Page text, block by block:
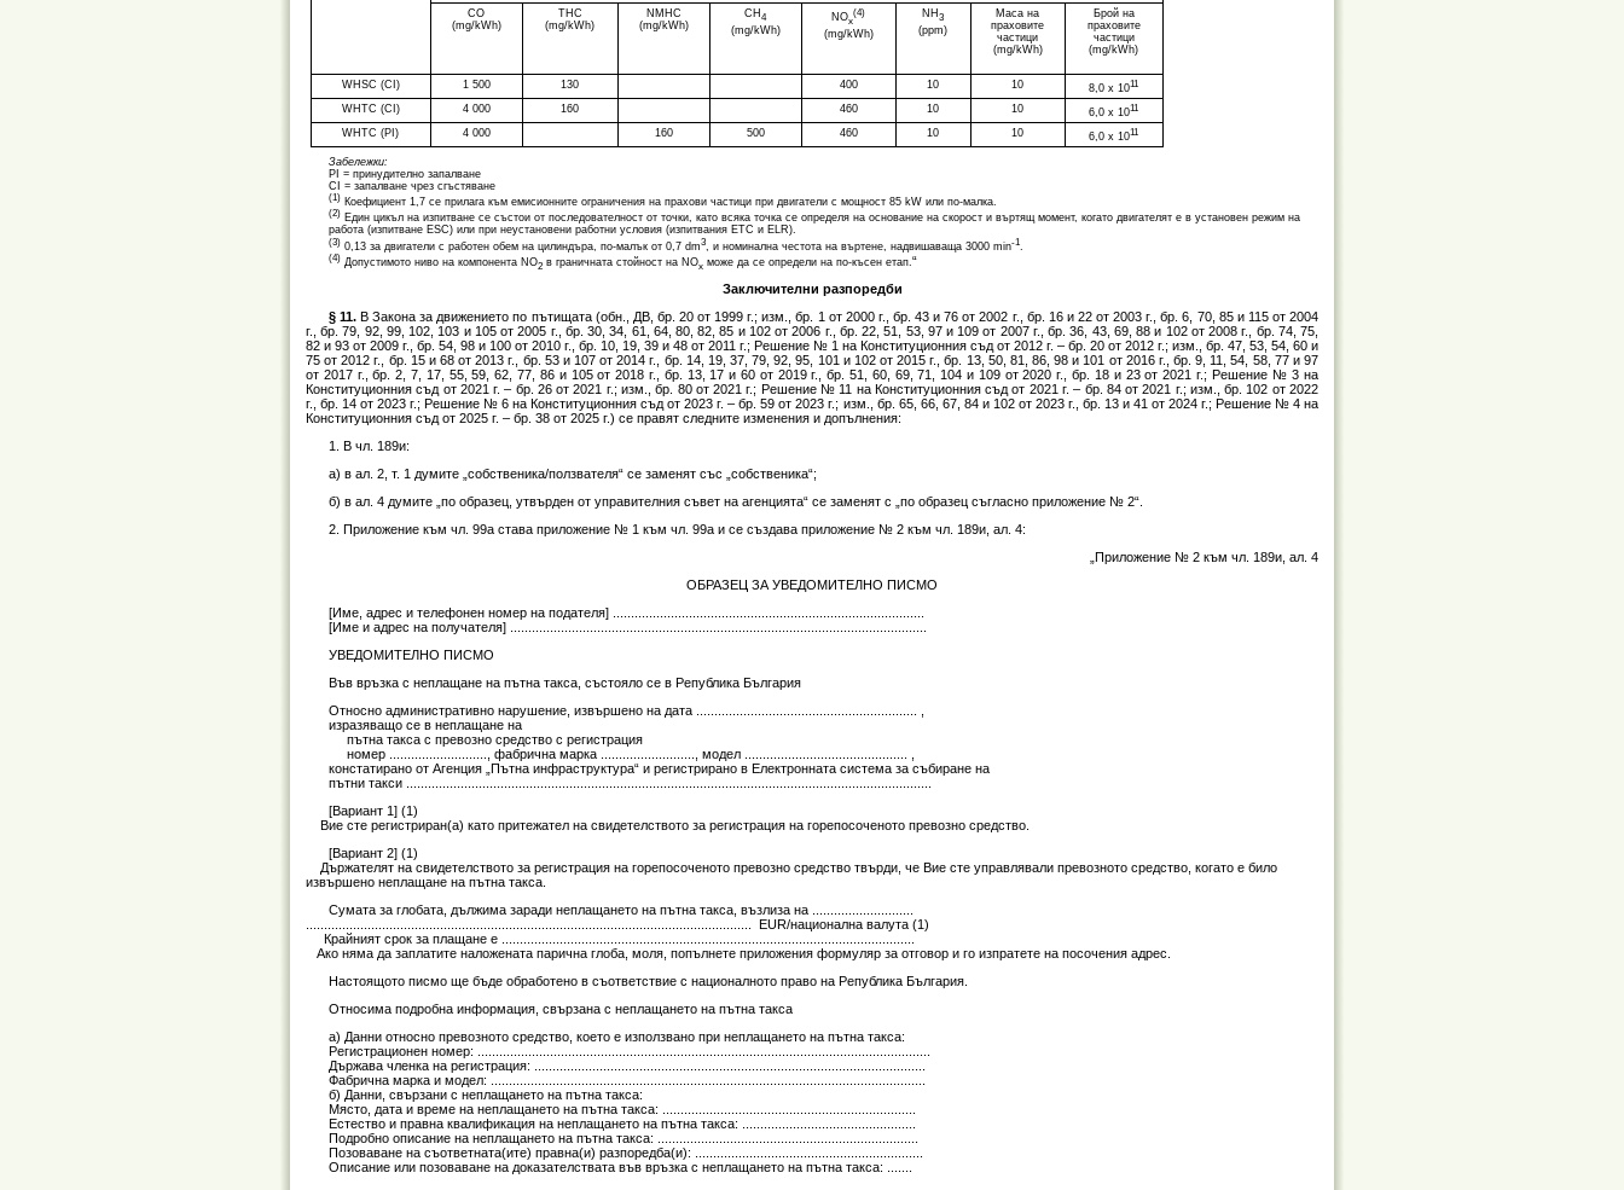
СО
(mg/kWh)
THC
(mg/kWh)
NMHC
(mg/kWh)
CH 4
(mg/kWh)
NOx
(4)
(mg/kWh)
NH3
(ppm)
Маса на
праховите
частици
(mg/kWh)
Брой на
праховите
частици
(mg/kWh)
WHSC (CI) 1 500 130 400 10 10 8,0 х 1011
WHTC (CI) 4 000 160 460 10 10 6,0х 1011
WHTC (PI) 4 000 160 500 460 10 10 6,0х 1011
Забележки:
PI = принудително запалване
CI = запалване чрез сгъстяване
(1)Коефициент 1,7 се прилага към емисионните ограничения на прахови частици при двигатели с мощност 85 kW или по-малка.
(2)Един цикъл на изпитване се състои от последователност от точки, като всяка точка се определя на основание на скорост и въртящ момент, когато двигателят е в установен режим на
работа (изпитване ESC) или при неустановени работни условия (изпитвания ETC и ELR).
(3)0,13 за двигатели с работен обем на цилиндъра, по-малък от 0,7 dm3, и номинална честота на въртене, надвишаваща 3000 min-1.
(4)Допустимото ниво на компонента NO2в граничната стойност на NOx може да се определи на по-късен етап. “
Заключителни разпоредби
§ 11.В Закона за движението по пътищата (обн., ДВ, бр. 20 от 1999 г.; изм., бр. 1 от 2000 г., бр. 43 и 76 от 2002 г., бр. 16 и 22 от 2003 г., бр. 6, 70, 85 и 115 от 2004
г., бр. 79, 92, 99, 102, 103 и 105 от 2005 г., бр. 30, 34, 61, 64, 80, 82, 85 и 102 от 2006 г., бр. 22, 51, 53, 97 и 109 от 2007 г., бр. 36, 43, 69, 88 и 102 от 2008 г., бр. 74, 75,
82 и 93 от 2009 г., бр. 54, 98 и 100 от 2010 г., бр. 10, 19, 39 и 48 от 2011 г.; Решение № 1 на Конституционния съд от 2012 г. – бр. 20 от 2012 г.; изм., бр. 47, 53, 54, 60 и
75 от 2012 г., бр. 15 и 68 от 2013 г., бр. 53 и 107 от 2014 г., бр. 14, 19, 37, 79, 92, 95, 101 и 102 от 2015 г., бр. 13, 50, 81, 86, 98 и 101 от 2016 г., бр. 9, 11, 54, 58, 77 и 97
от 2017 г., бр. 2, 7, 17, 55, 59, 62, 77, 86 и 105 от 2018 г., бр. 13, 17 и 60 от 2019 г., бр. 51, 60, 69, 71, 104 и 109 от 2020 г., бр. 18 и 23 от 2021 г.; Решение № 3 на
Конституционния съд от 2021 г. – бр. 26 от 2021 г.; изм., бр. 80 от 2021 г.; Решение № 11 на Конституционния съд от 2021 г. – бр. 84 от 2021 г.; изм., бр. 102 от 2022
г., бр. 14 от 2023 г.; Решение № 6 на Конституционния съд от 2023 г. – бр. 59 от 2023 г.; изм., бр. 65, 66, 67, 84 и 102 от 2023 г., бр. 13 и 41 от 2024 г.; Решение № 4 на
Конституционния съд от 2025 г. – бр. 38 от 2025 г.) се правят следните изменения и допълнения:
1. В чл. 189и:
а) в ал. 2, т. 1 думите „собственика/ползвателя“ се заменят със „собственика“;
б) в ал. 4 думите „по образец, утвърден от управителния съвет на агенцията“ се заменят с „по образец съгласно приложение № 2“.
2. Приложение към чл. 99а става приложение № 1 към чл. 99а и се създава приложение № 2 към чл. 189и, ал. 4:
„Приложение № 2 към чл. 189и, ал. 4
ОБРАЗЕЦ ЗА УВЕДОМИТЕЛНО ПИСМО
[Име, адрес и телефонен номер на подателя] ......................................................................................
[Име и адрес на получателя] ...................................................................................................................
УВЕДОМИТЕЛНО ПИСМО
Във връзка с неплащане на пътна такса, състояло се в Република България
Относно административно нарушение, извършено на дата ............................................................. ,
изразяващо се в неплащане на
пътна такса с превозно средство с регистрация
номер ..........................., фабрична марка .........................., модел ............................................. ,
констатирано от Агенция „Пътна инфраструктура“ и регистрирано в Електронната система за събиране на
пътни такси .................................................................................................................................................
[Вариант 1] (1)
Вие сте регистриран(а) като притежател на свидетелството за регистрация на горепосоченото превозно средство.
[Вариант 2] (1)
Държателят на свидетелството за регистрация на горепосоченото превозно средство твърди, че Вие сте управлявали превозното средство, когато е било
извършено неплащане на пътна такса.
Сумата за глобата, дължима заради неплащането на пътна такса, възлиза на ............................
........................................................................................................................... EUR/национална валута (1)
Крайният срок за плащане е ..................................................................................................................
Ако няма да заплатите наложената парична глоба, моля, попълнете приложения формуляр за отговор и го изпратете на посочения адрес.
Настоящото писмо ще бъде обработено в съответствие с националното право на Република България.
Относима подробна информация, свързана с неплащането на пътна такса
а) Данни относно превозното средство, което е използвано при неплащането на пътна такса:
Регистрационен номер: .............................................................................................................................
Държава членка на регистрация: ............................................................................................................
Фабрична марка и модел: ........................................................................................................................
б) Данни, свързани с неплащането на пътна такса:
Място, дата и време на неплащането на пътна такса: ......................................................................
Естество и правна квалификация на неплащането на пътна такса: ................................................
Подробно описание на неплащането на пътна такса: ........................................................................
Позоваване на съответната(ите) правна(и) разпоредба(и): ...............................................................
Описание или позоваване на доказателствата във връзка с неплащането на пътна такса: .......